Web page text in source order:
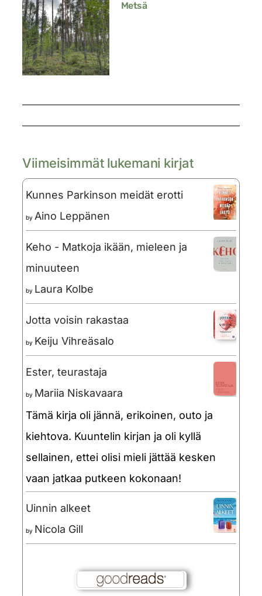
Metsä
Viimeisimmät lukemani kirjat
Kunnes Parkinson meidät erotti
by Aino Leppänen
Keho - Matkoja ikään, mieleen ja
minuuteen
by Laura Kolbe
Jotta voisin rakastaa
by Keiju Vihreäsalo
Ester, teurastaja
by Mariia Niskavaara
Tämä kirja oli jännä, erikoinen, outo ja
kiehtova. Kuuntelin kirjan ja oli kyllä
sellainen, ettei olisi mieli jättää kesken
vaan jatkaa putkeen kokonaan!
Uinnin alkeet
by Nicola Gill